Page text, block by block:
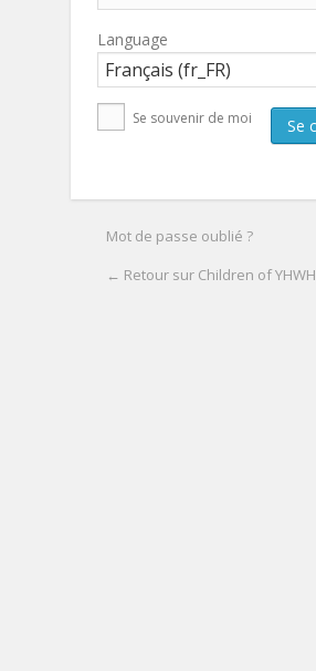
Language
Se souvenir de moi
Mot de passe oublié ?
← Retour sur Children of YHWH